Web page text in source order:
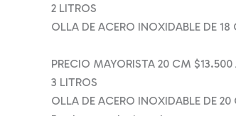
2 LITROS
OLLA DE ACERO INOXIDABLE DE 18
PRECIO MAYORISTA 20 CM $13.500
3 LITROS
OLLA DE ACERO INOXIDABLE DE 20